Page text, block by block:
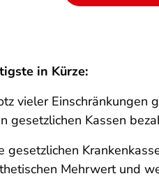
in Kürze:
vieler Einschränkungen
gesetzlichen Kassen
gesetzlichen
Mehrwert und